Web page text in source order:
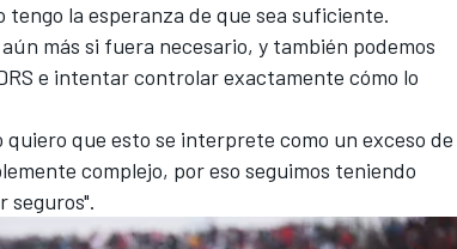
la esperanza de que sea suficiente.
más si fuera necesario, y también podemos
e intentar controlar exactamente cómo lo
que esto se interprete como un exceso de
complejo, por eso seguimos teniendo
seguros".